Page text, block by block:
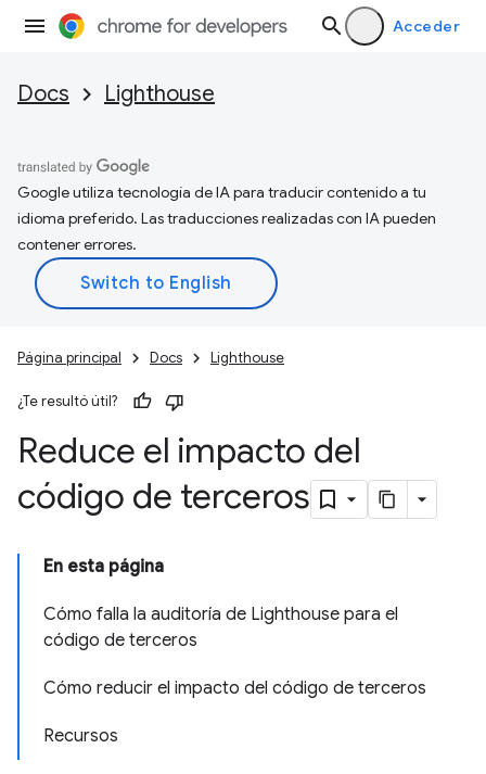
Acceder
Docs Lighthouse
Google utiliza tecnología de IA para traducir contenido a tu
idioma preferido. Las traducciones realizadas con IA pueden
contener errores.
Página principal Docs Lighthouse
¿Te resultó útil?
Reduce el impacto del
código de terceros
En esta página
Cómo falla la auditoría de Lighthouse para el
código de terceros
Cómo reducir el impacto del código de terceros
Recursos